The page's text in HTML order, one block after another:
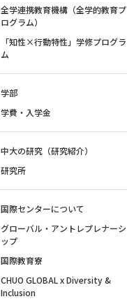
全学連携教育機構（全学的教育プ
ログラム）
「知性×行動特性」学修プログラ
ム
学部
学費・入学金
中大の研究（研究紹介）
研究所
国際センターについて
グローバル・アントレプレナーシ
ップ
国際教育寮
CHUO GLOBAL x Diversity &
Inclusion